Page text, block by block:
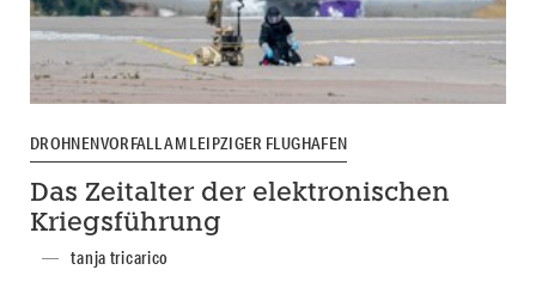
DROHNENVORFALL AM LEIPZIGER FLUGHAFEN
Das Zeitalter der elektronischen
Kriegsführung
tanja tricarico